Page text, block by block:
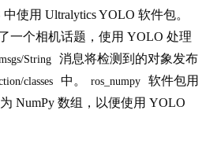
使用 Ultralytics YOLO 软件包。
一个相机话题，使用 YOLO 处理
String
消息将检测到的对象发布
classes 中。 ros_numpy
软件包用
NumPy 数组，以便使用 YOLO